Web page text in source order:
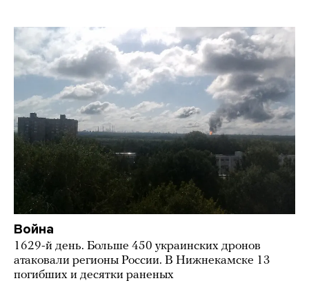
Война
1629-й день. Больше 450 украинских дронов
атаковали регионы России. В Нижнекамске 13
погибших и десятки раненых